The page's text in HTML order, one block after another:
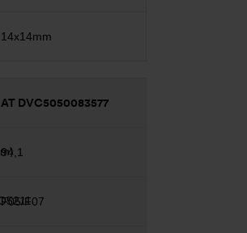
14x14mm
AT DVC5050083577
94,1
F05/F07